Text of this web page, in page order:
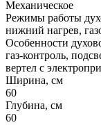
Механическое
Режимы работы
нижний нагрев,
Особенности
газ-контроль,
вертел с
Ширина, см
60
Глубина, см
60